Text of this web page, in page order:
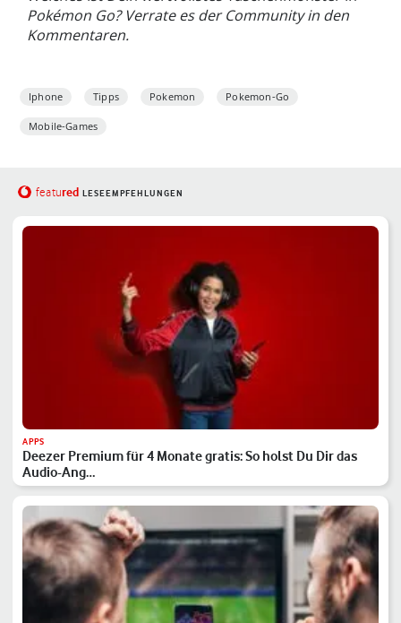
Pokémon Go? Verrate es der Community in den
Kommentaren.
Iphone Tipps Pokemon Pokemon-Go
Mobile-Games
featured LESEEMPFEHLUNGEN
APPS
Deezer Premium für 4 Monate gratis: So holst Du Dir das
Audio-Ang…